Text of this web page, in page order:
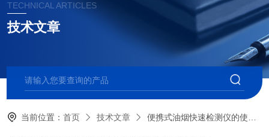
TECHNICAL ARTICLES
技术文章
当前位置：首页 技术文章 便携式油烟快速检测仪的使用注意事项